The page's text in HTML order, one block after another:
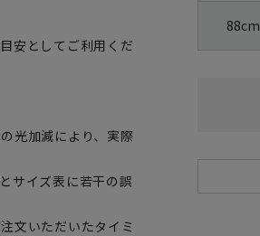
安としてご利用くだ
光加減により、実際
サイズ表に若干の誤
文いただいたタイミ
88cm